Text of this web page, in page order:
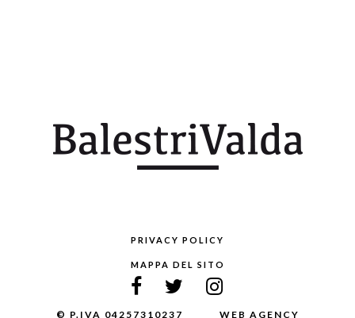
PRIVACY POLICY
MAPPA DEL SITO
© P.IVA 04257310237 WEB AGENCY